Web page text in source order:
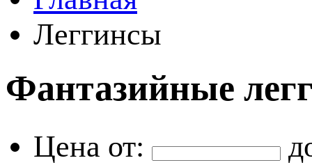
Леггинсы
Фантазийные
Цена от: